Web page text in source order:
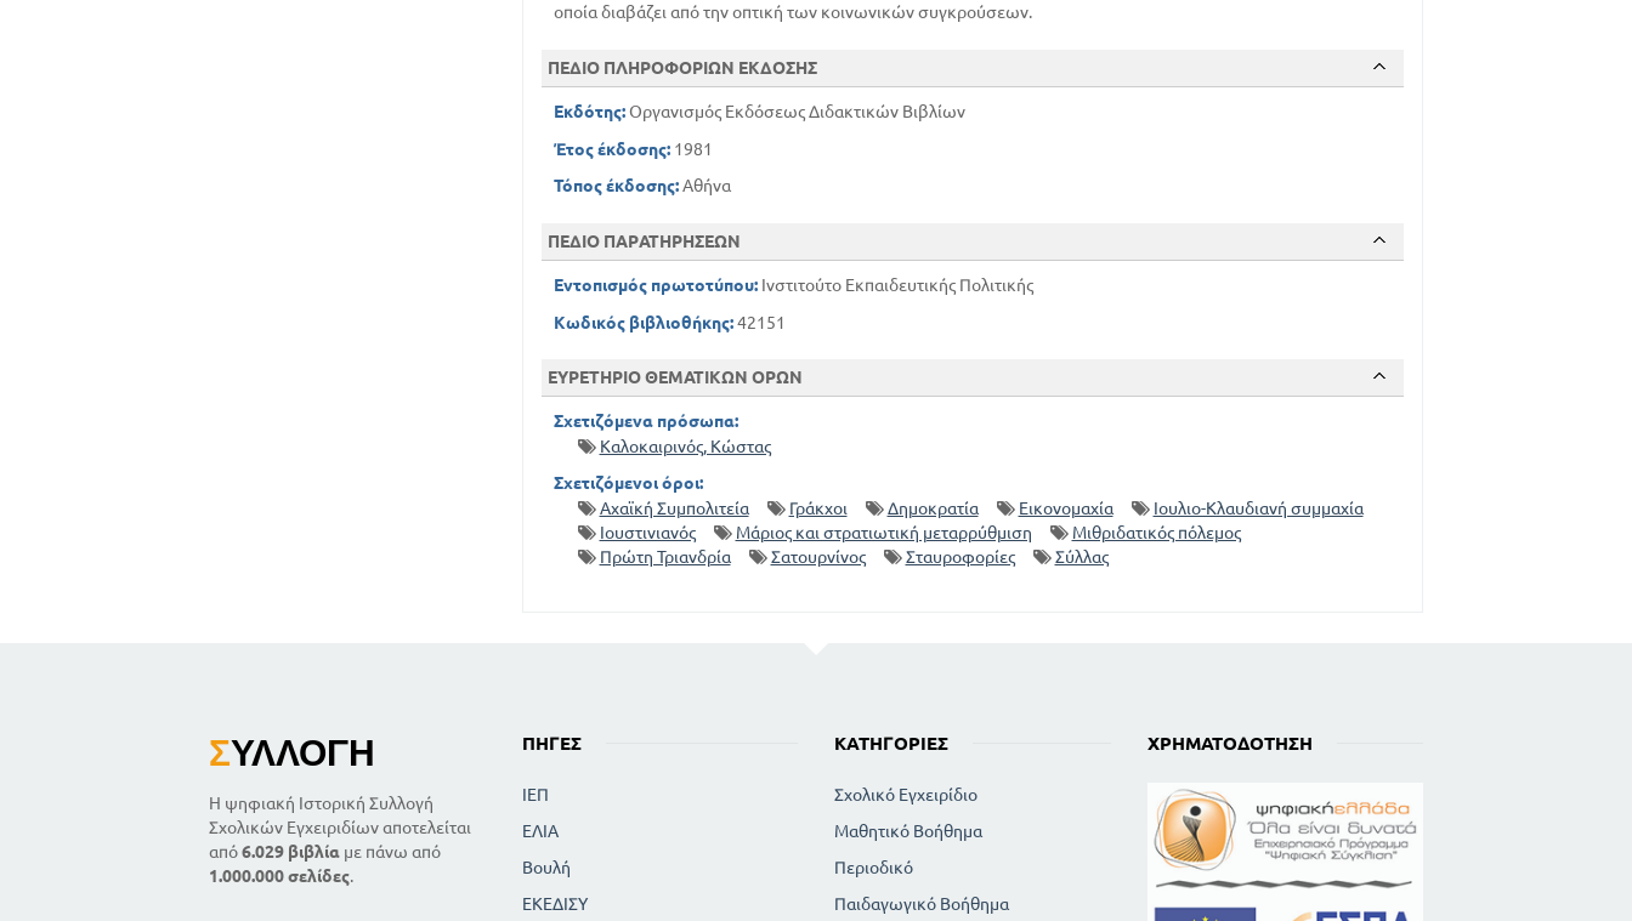
οποία διαβάζει από την οπτική των κοινωνικών συγκρούσεων.
ΠΕΔΙΟ ΠΛΗΡΟΦΟΡΙΩΝ ΕΚΔΟΣΗΣ
Εκδότης:Οργανισμός Εκδόσεως Διδακτικών Βιβλίων
Έτος έκδοσης:1981
Τόπος έκδοσης:Αθήνα
ΠΕΔΙΟ ΠΑΡΑΤΗΡΗΣΕΩΝ
Εντοπισμός πρωτοτύπου:Ινστιτούτο Εκπαιδευτικής Πολιτικής
Κωδικός βιβλιοθήκης:42151
ΕΥΡΕΤΗΡΙΟ ΘΕΜΑΤΙΚΩΝ ΟΡΩΝ
Σχετιζόμενα πρόσωπα:
Καλοκαιρινός, Κώστας
Σχετιζόμενοι όροι:
Αχαϊκή Συμπολιτεία
Γράκχοι Δημοκρατία Εικονομαχία
Ιουλιο-Κλαυδιανή συμμαχία
Ιουστινιανός
Μάριος και στρατιωτική μεταρρύθμιση
Μιθριδατικός πόλεμος
Πρώτη Τριανδρία
Σατουρνίνος Σταυροφορίες Σύλλας
ΣΥΛΛΟΓΉ
Η ψηφιακή Ιστορική Συλλογή
Σχολικών Εγχειριδίων αποτελείται
από6.029 βιβλία με πάνω από
1.000.000 σελίδες.
ΠΗΓΈΣ
ΙΕΠ
ΕΛΙΑ
Βουλή
ΕΚΕΔΙΣΥ
ΚΑΤΗΓΟΡΊΕΣ
Σχολικό Εγχειρίδιο
Μαθητικό Βοήθημα
Περιοδικό
Παιδαγωγικό Βοήθημα
ΧΡΗΜΑΤΟΔΌΤΗΣΗ